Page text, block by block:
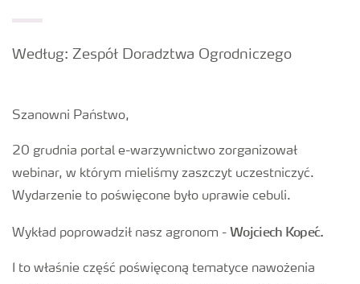
Według: Zespół Doradztwa Ogrodniczego
Szanowni Państwo,
20 grudnia portal e-warzywnictwo zorganizował
webinar, w którym mieliśmy zaszczyt uczestniczyć.
Wydarzenie to poświęcone było uprawie cebuli.
Wykład poprowadził nasz agronom - Wojciech Kopeć.
I to właśnie część poświęconą tematyce nawożenia